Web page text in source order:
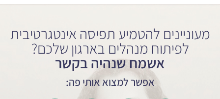
מעוניינים להטמיע תפיסה אינטגרטיבית
לפיתוח מנהלים בארגון שלכם?
אשמח שנהיה בקשר
אפשר למצוא אותי פה: